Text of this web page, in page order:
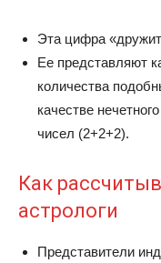
Эта цифра
Ее представляют
количества
качестве
чисел (2+2+2).
Как
астрологи
Представители